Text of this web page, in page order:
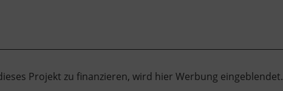
Projekt zu finanzieren, wird hier Werbung eingeblendet.